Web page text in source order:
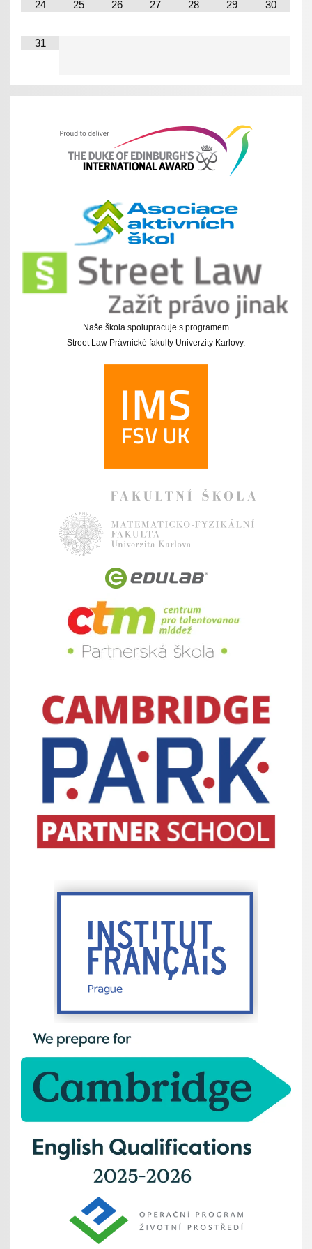
24 25 26 27 28 29 30
31
Naše škola spolupracuje s programem
Street Law Právnické fakulty Univerzity Karlovy.